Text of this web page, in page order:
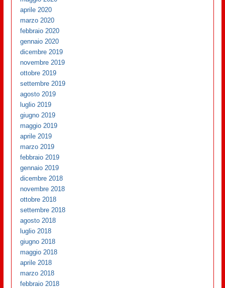
aprile 2020
marzo 2020
febbraio 2020
gennaio 2020
dicembre 2019
novembre 2019
ottobre 2019
settembre 2019
agosto 2019
luglio 2019
giugno 2019
maggio 2019
aprile 2019
marzo 2019
febbraio 2019
gennaio 2019
dicembre 2018
novembre 2018
ottobre 2018
settembre 2018
agosto 2018
luglio 2018
giugno 2018
maggio 2018
aprile 2018
marzo 2018
febbraio 2018